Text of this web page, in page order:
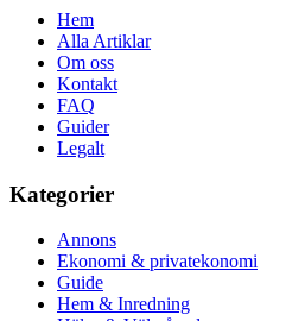
Hem
Alla Artiklar
Om oss
Kontakt
FAQ
Guider
Legalt
Kategorier
Annons
Ekonomi & privatekonomi
Guide
Hem & Inredning